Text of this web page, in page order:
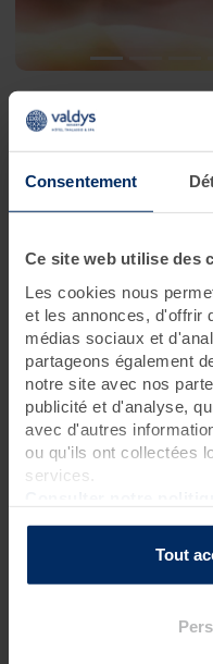
Consentement
Ce site web utilise des
Les cookies nous
et les annonces, d'offrir
médias sociaux et
partageons également
notre site avec nos
publicité et d'analyse,
avec d'autres
ou qu'ils ont collectées
services.
Tout
Mini-cure Forme
Je souhaite lâcher-
3 jours • 12 soins
Ce séjour phare, dont le
prendre soin de soi, se
Programme des
Soins thalasso
1 pluie marine ?
1 douche à jet
3 bains
2 enveloppements de